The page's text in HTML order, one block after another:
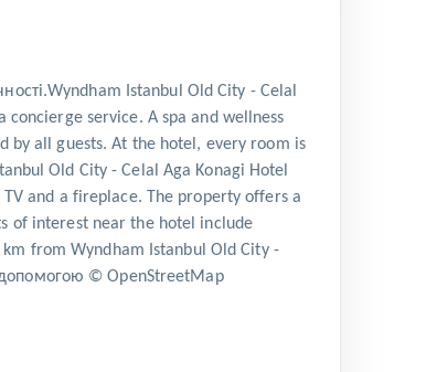
Istanbul Old City - Celal
service. A spa and wellness
by all guests. At the hotel, every room is
Old City - Celal Aga Konagi Hotel
and a fireplace. The property offers a
of interest near the hotel include
from Wyndham Istanbul Old City -
© OpenStreetMap